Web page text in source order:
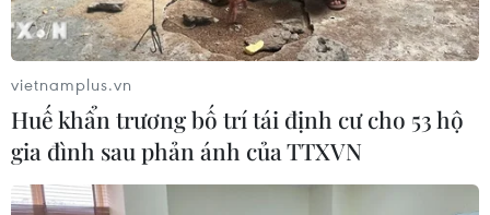
vietnamplus.vn
Huế khẩn trương bố trí tái định cư cho 53 hộ
gia đình sau phản ánh của TTXVN